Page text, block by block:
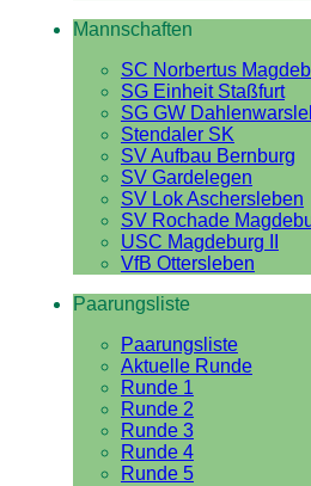
Mannschaften
SC Norbertus
SG Einheit Staßfurt
SG GW
Stendaler SK
SV Aufbau Bernburg
SV Gardelegen
SV Lok Aschersleben
SV Rochade
USC Magdeburg II
VfB Ottersleben
Paarungsliste
Paarungsliste
Aktuelle Runde
Runde 1
Runde 2
Runde 3
Runde 4
Runde 5